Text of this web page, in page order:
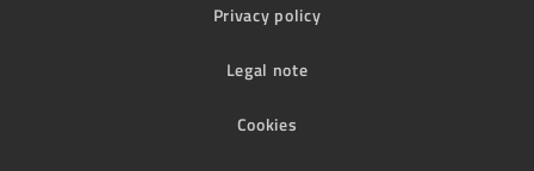
Privacy policy
Legal note
Cookies